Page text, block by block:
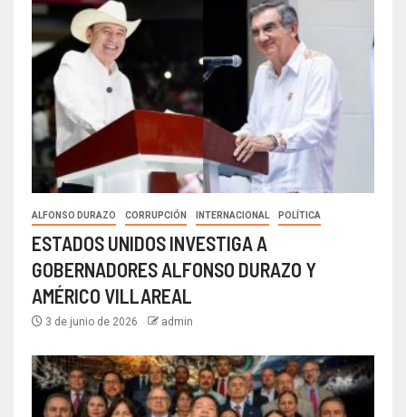
ALFONSO DURAZO CORRUPCIÓN INTERNACIONAL POLÍTICA
ESTADOS UNIDOS INVESTIGA A
GOBERNADORES ALFONSO DURAZO Y
AMÉRICO VILLAREAL
3 de junio de 2026 admin